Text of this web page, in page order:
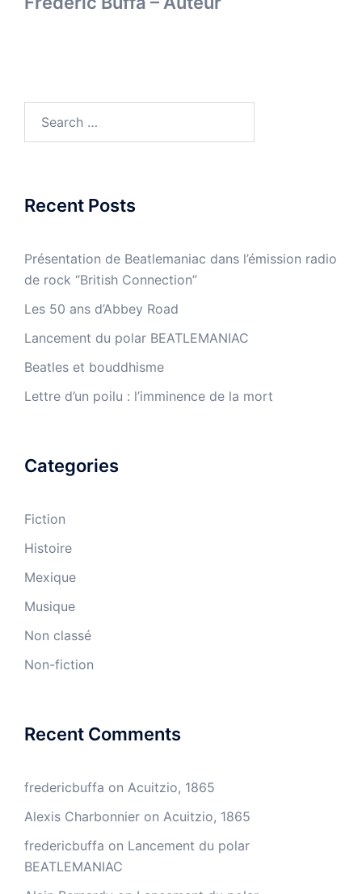
Recent Posts
Présentation de Beatlemaniac dans l’émission radio
de rock “British Connection”
Les 50 ans d’Abbey Road
Lancement du polar BEATLEMANIAC
Beatles et bouddhisme
Lettre d’un poilu : l’imminence de la mort
Categories
Fiction
Histoire
Mexique
Musique
Non classé
Non-fiction
Recent Comments
fredericbuffa on Acuitzio, 1865
Alexis Charbonnier on Acuitzio, 1865
fredericbuffa on Lancement du polar
BEATLEMANIAC